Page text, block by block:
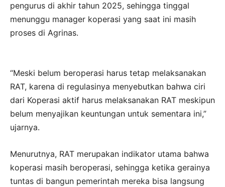
pengurus di akhir tahun 2025, sehingga tinggal
menunggu manager koperasi yang saat ini masih
proses di Agrinas.
“Meski belum beroperasi harus tetap melaksanakan
RAT, karena di regulasinya menyebutkan bahwa ciri
dari Koperasi aktif harus melaksanakan RAT meskipun
belum menyajikan keuntungan untuk sementara ini,”
ujarnya.
Menurutnya, RAT merupakan indikator utama bahwa
koperasi masih beroperasi, sehingga ketika gerainya
tuntas di bangun pemerintah mereka bisa langsung